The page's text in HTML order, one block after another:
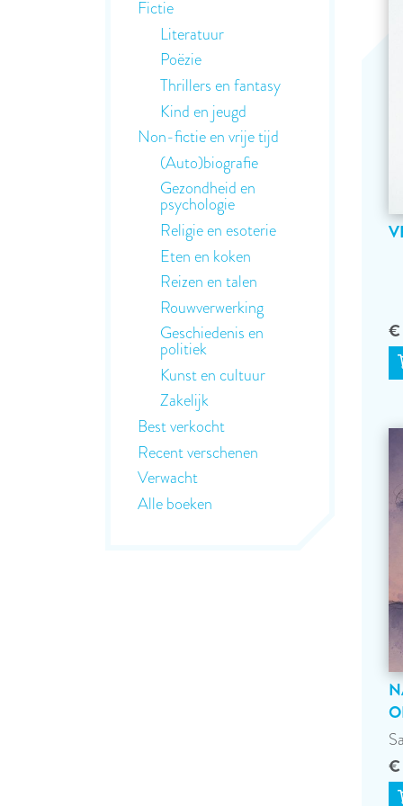
€
€
Fictie
Literatuur
Poëzie
Thrillers en fantasy
Kind en jeugd
Non-fictie en vrije tijd
(Auto)biografie
Gezondheid en
psychologie
Religie en esoterie
Eten en koken
Reizen en talen
Rouwverwerking
Geschiedenis en
politiek
Kunst en cultuur
Zakelijk
Best verkocht
Recent verschenen
Verwacht
Alle boeken